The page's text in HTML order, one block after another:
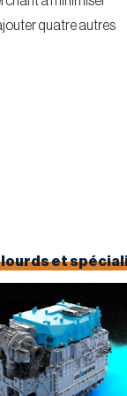
quatre autres
lourds et